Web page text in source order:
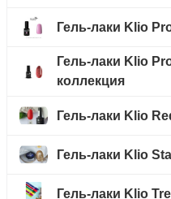
Гель-лаки Klio
Гель-лаки Klio
коллекция
Гель-лаки Klio
Гель-лаки Klio
Гель-лаки Klio